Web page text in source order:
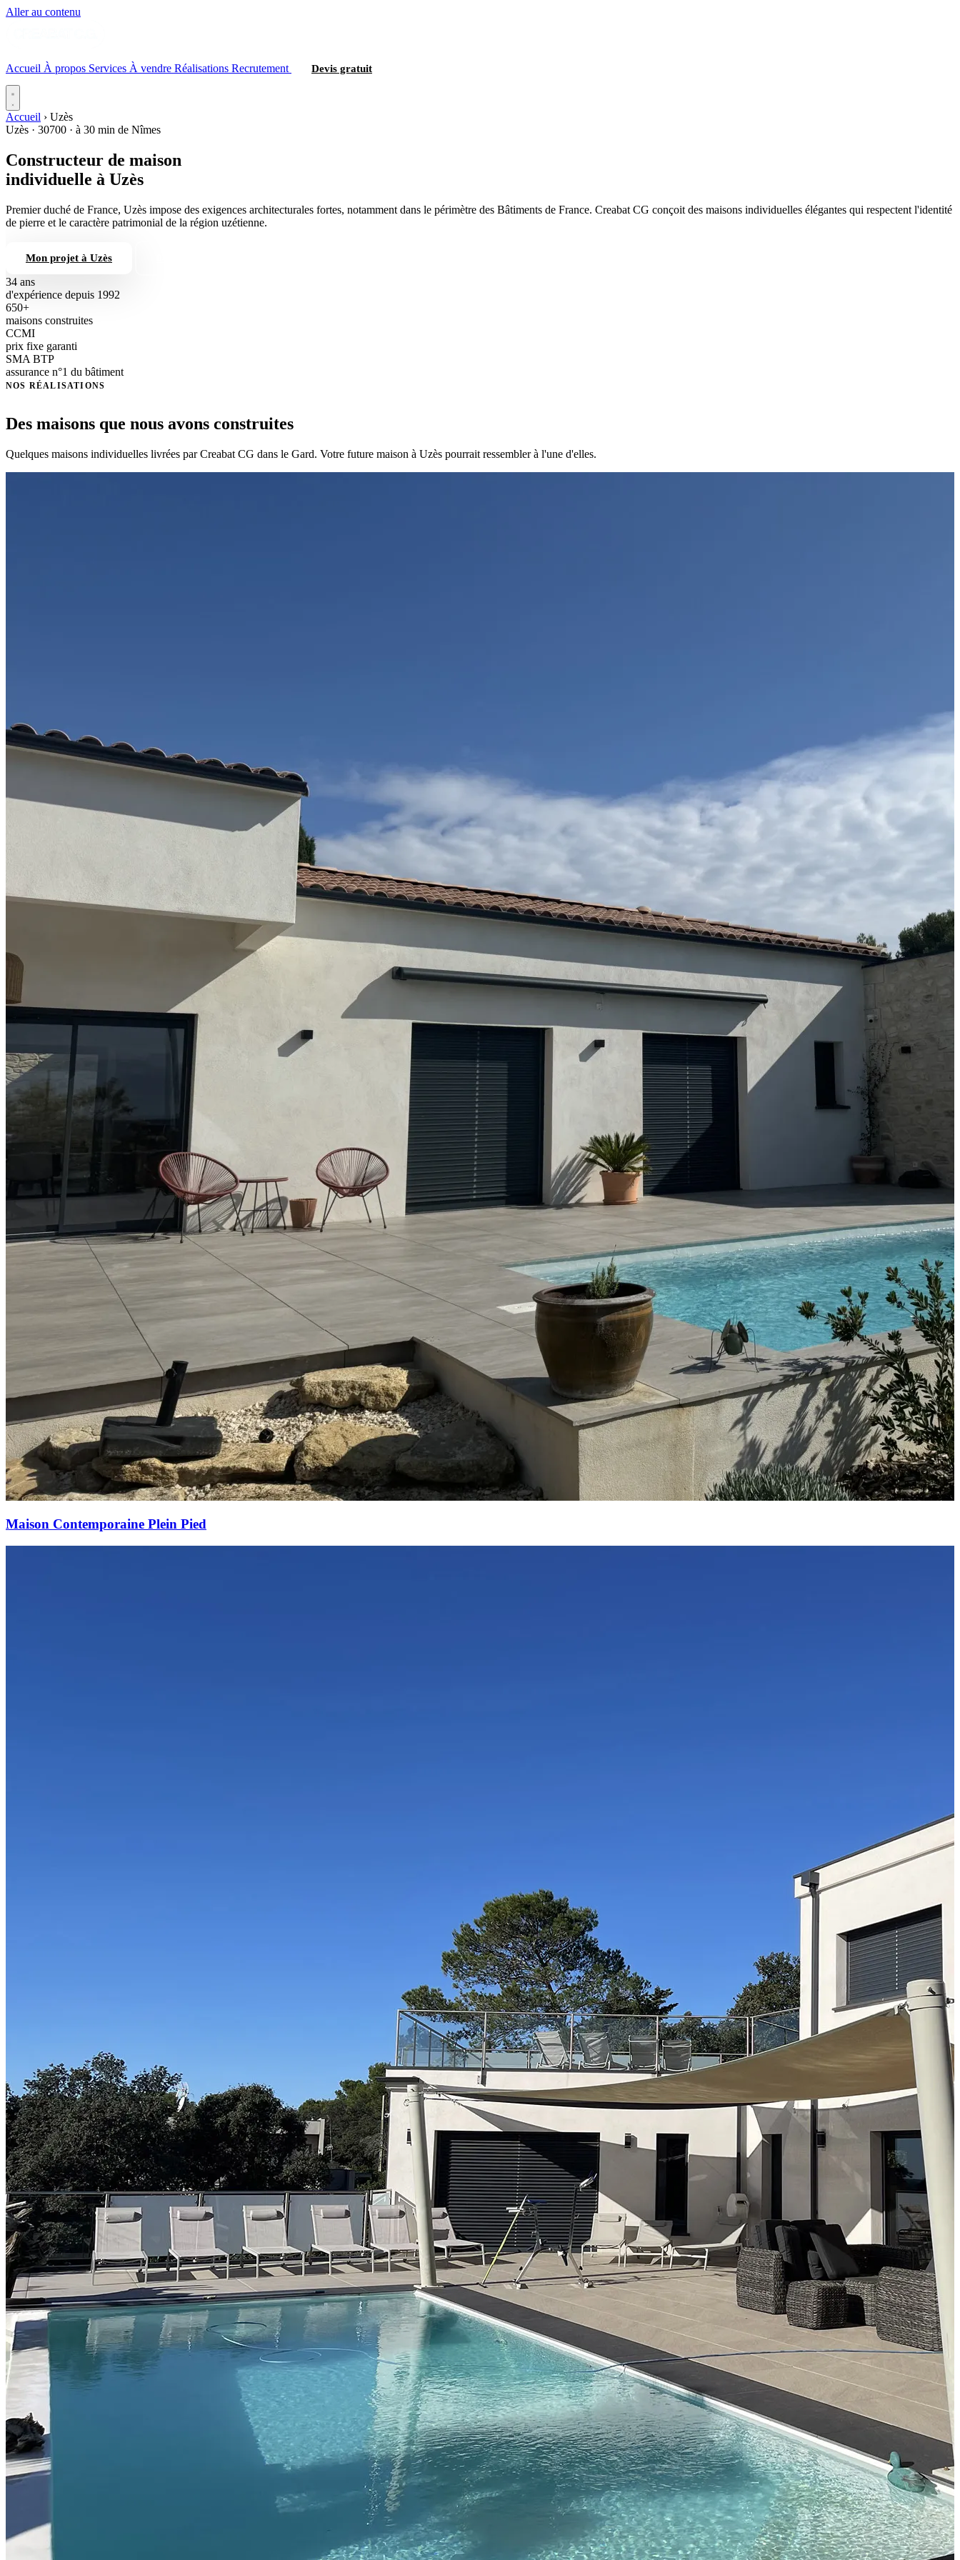
Aller au contenu
Accueil À propos Services À vendre Réalisations Recrutement Devis gratuit
Accueil › Uzès
Uzès · 30700 · à 30 min de Nîmes
Constructeur de maison
individuelle à Uzès
Premier duché de France, Uzès impose des exigences architecturales fortes, notamment dans le périmètre des Bâtiments de France. Creabat CG conçoit des maisons individuelles élégantes qui respectent l'identité
de pierre et le caractère patrimonial de la région uzétienne.
Mon projet à Uzès
34 ans
d'expérience depuis 1992
650+
maisons construites
CCMI
prix fixe garanti
SMA BTP
assurance n°1 du bâtiment
NOS RÉALISATIONS
Des maisons que nous avons construites
Quelques maisons individuelles livrées par Creabat CG dans le Gard. Votre future maison à Uzès pourrait ressembler à l'une d'elles.
Maison Contemporaine Plein Pied